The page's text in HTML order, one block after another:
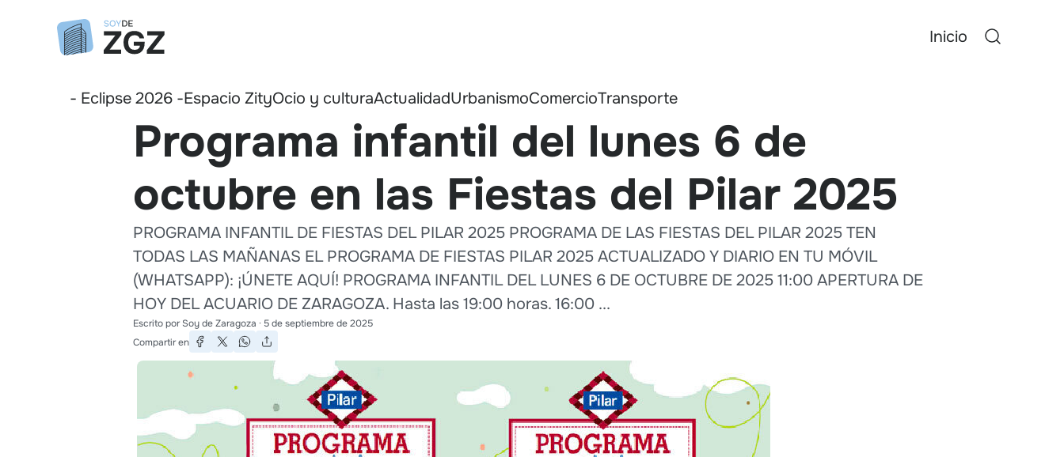
Inicio
- Eclipse 2026 -Espacio ZityOcio y culturaActualidadUrbanismoComercioTransporte
Programa infantil del lunes 6 de
octubre en las Fiestas del Pilar 2025
PROGRAMA INFANTIL DE FIESTAS DEL PILAR 2025 PROGRAMA DE LAS FIESTAS DEL PILAR 2025 TEN
TODAS LAS MAÑANAS EL PROGRAMA DE FIESTAS PILAR 2025 ACTUALIZADO Y DIARIO EN TU MÓVIL
(WHATSAPP): ¡ÚNETE AQUÍ! PROGRAMA INFANTIL DEL LUNES 6 DE OCTUBRE DE 2025 11:00 APERTURA DE
HOY DEL ACUARIO DE ZARAGOZA. Hasta las 19:00 horas. 16:00 ...
Escrito porSoy de Zaragoza · 5 de septiembre de 2025
Compartir en